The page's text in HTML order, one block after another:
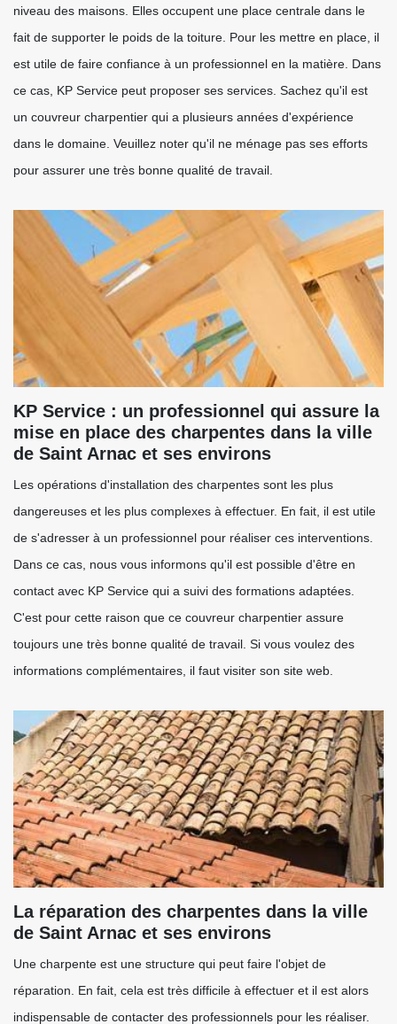
niveau des maisons. Elles occupent une place centrale dans le
fait de supporter le poids de la toiture. Pour les mettre en place, il
est utile de faire confiance à un professionnel en la matière. Dans
ce cas, KP Service peut proposer ses services. Sachez qu'il est
un couvreur charpentier qui a plusieurs années d'expérience
dans le domaine. Veuillez noter qu'il ne ménage pas ses efforts
pour assurer une très bonne qualité de travail.
KP Service : un professionnel qui assure la
mise en place des charpentes dans la ville
de Saint Arnac et ses environs
Les opérations d'installation des charpentes sont les plus
dangereuses et les plus complexes à effectuer. En fait, il est utile
de s'adresser à un professionnel pour réaliser ces interventions.
Dans ce cas, nous vous informons qu'il est possible d'être en
contact avec KP Service qui a suivi des formations adaptées.
C'est pour cette raison que ce couvreur charpentier assure
toujours une très bonne qualité de travail. Si vous voulez des
informations complémentaires, il faut visiter son site web.
La réparation des charpentes dans la ville
de Saint Arnac et ses environs
Une charpente est une structure qui peut faire l'objet de
réparation. En fait, cela est très difficile à effectuer et il est alors
indispensable de contacter des professionnels pour les réaliser.